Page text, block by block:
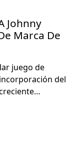
Johnny
Marca De
juego de
del